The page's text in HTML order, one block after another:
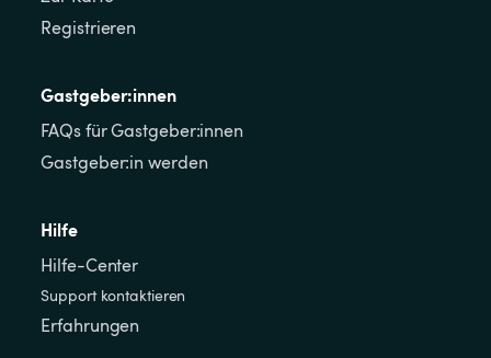
Registrieren
Gastgeber:innen
FAQs für Gastgeber:innen
Gastgeber:in werden
Hilfe
Hilfe-Center
Support kontaktieren
Erfahrungen